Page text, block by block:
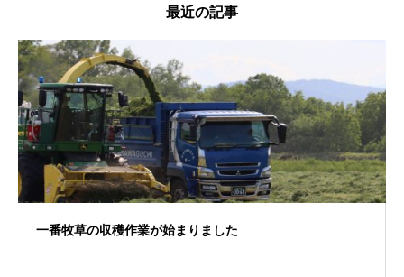
最近の記事
一番牧草の収穫作業が始まりました